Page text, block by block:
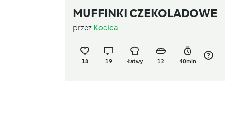
MUFFINKI CZEKOLADOWE
przez Kocica
18 19 Łatwy 12 40min